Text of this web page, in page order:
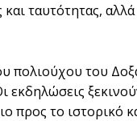
ταυτότητας,
πολιούχου του
εκδηλώσεις
προς το ιστορικό